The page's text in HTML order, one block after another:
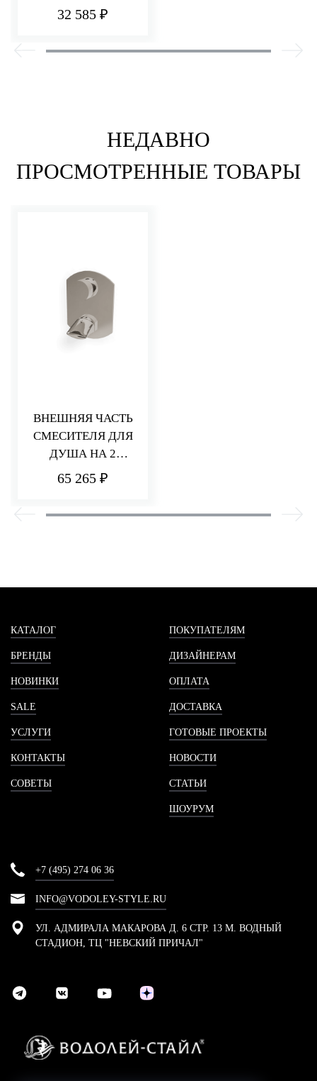
ДУША НА 2/3
32 585 ₽
НЕДАВНО
ПРОСМОТРЕННЫЕ ТОВАРЫ
ВНЕШНЯЯ ЧАСТЬ
СМЕСИТЕЛЯ ДЛЯ
ДУША НА 2
ПОТРЕБИТЕЛЯ
65 265 ₽
КАТАЛОГ
БРЕНДЫ
НОВИНКИ
SALE
УСЛУГИ
КОНТАКТЫ
СОВЕТЫ
ПОКУПАТЕЛЯМ
ДИЗАЙНЕРАМ
ОПЛАТА
ДОСТАВКА
ГОТОВЫЕ ПРОЕКТЫ
НОВОСТИ
СТАТЬИ
ШОУРУМ
+7 (495) 274 06 36
INFO@VODOLEY-STYLE.RU
УЛ. АДМИРАЛА МАКАРОВА Д. 6 СТР. 13 М. ВОДНЫЙ
СТАДИОН, ТЦ "НЕВСКИЙ ПРИЧАЛ"